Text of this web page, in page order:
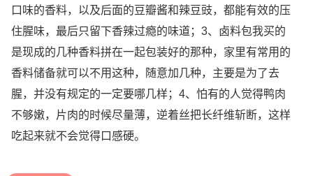
口味的香料，以及后面的豆瓣酱和辣豆豉，都能有效的压
住腥味，最后只留下香辣过瘾的味道；3、卤料包我买的
是现成的几种香料拼在一起包装好的那种，家里有常用的
香料储备就可以不用这种，随意加几种，主要是为了去
腥，并没有规定的一定要哪几样；4、怕有的人觉得鸭肉
不够嫩，片肉的时候尽量薄，逆着丝把长纤维斩断，这样
吃起来就不会觉得口感硬。